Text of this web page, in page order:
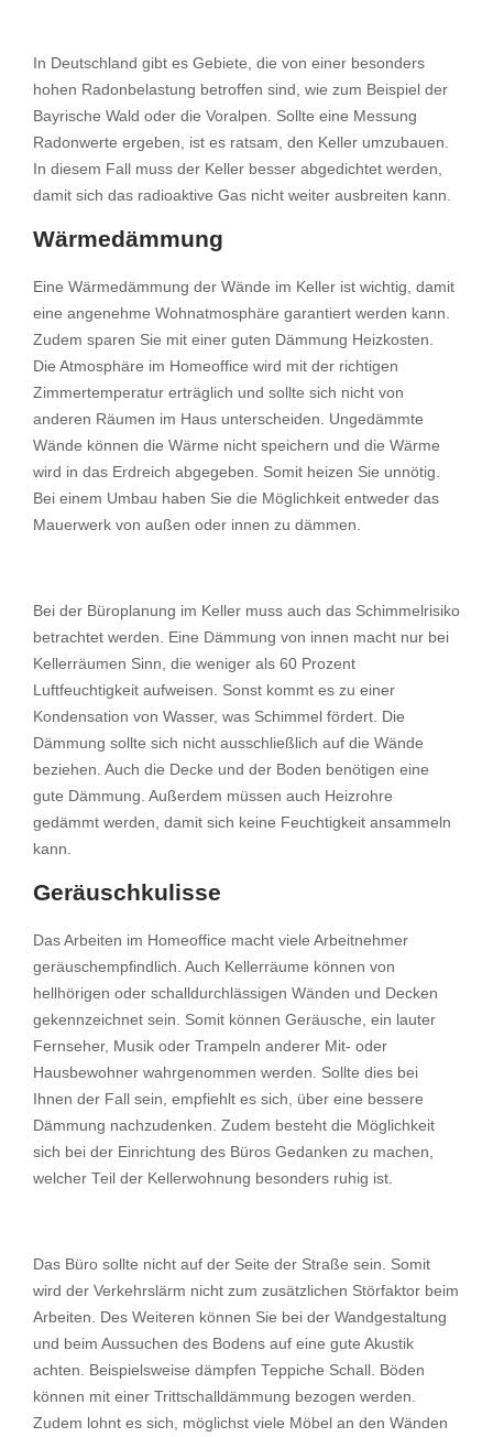
In Deutschland gibt es Gebiete, die von einer besonders
hohen Radonbelastung betroffen sind, wie zum Beispiel der
Bayrische Wald oder die Voralpen. Sollte eine Messung
Radonwerte ergeben, ist es ratsam, den Keller umzubauen.
In diesem Fall muss der Keller besser abgedichtet werden,
damit sich das radioaktive Gas nicht weiter ausbreiten kann.
Wärmedämmung
Eine Wärmedämmung der Wände im Keller ist wichtig, damit
eine angenehme Wohnatmosphäre garantiert werden kann.
Zudem sparen Sie mit einer guten Dämmung Heizkosten.
Die Atmosphäre im Homeoffice wird mit der richtigen
Zimmertemperatur erträglich und sollte sich nicht von
anderen Räumen im Haus unterscheiden. Ungedämmte
Wände können die Wärme nicht speichern und die Wärme
wird in das Erdreich abgegeben. Somit heizen Sie unnötig.
Bei einem Umbau haben Sie die Möglichkeit entweder das
Mauerwerk von außen oder innen zu dämmen.
Bei der Büroplanung im Keller muss auch das Schimmelrisiko
betrachtet werden. Eine Dämmung von innen macht nur bei
Kellerräumen Sinn, die weniger als 60 Prozent
Luftfeuchtigkeit aufweisen. Sonst kommt es zu einer
Kondensation von Wasser, was Schimmel fördert. Die
Dämmung sollte sich nicht ausschließlich auf die Wände
beziehen. Auch die Decke und der Boden benötigen eine
gute Dämmung. Außerdem müssen auch Heizrohre
gedämmt werden, damit sich keine Feuchtigkeit ansammeln
kann.
Geräuschkulisse
Das Arbeiten im Homeoffice macht viele Arbeitnehmer
geräuschempfindlich. Auch Kellerräume können von
hellhörigen oder schalldurchlässigen Wänden und Decken
gekennzeichnet sein. Somit können Geräusche, ein lauter
Fernseher, Musik oder Trampeln anderer Mit- oder
Hausbewohner wahrgenommen werden. Sollte dies bei
Ihnen der Fall sein, empfiehlt es sich, über eine bessere
Dämmung nachzudenken. Zudem besteht die Möglichkeit
sich bei der Einrichtung des Büros Gedanken zu machen,
welcher Teil der Kellerwohnung besonders ruhig ist.
Das Büro sollte nicht auf der Seite der Straße sein. Somit
wird der Verkehrslärm nicht zum zusätzlichen Störfaktor beim
Arbeiten. Des Weiteren können Sie bei der Wandgestaltung
und beim Aussuchen des Bodens auf eine gute Akustik
achten. Beispielsweise dämpfen Teppiche Schall. Böden
können mit einer Trittschalldämmung bezogen werden.
Zudem lohnt es sich, möglichst viele Möbel an den Wänden